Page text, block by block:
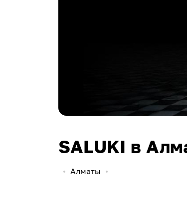
SALUKI в
Алматы